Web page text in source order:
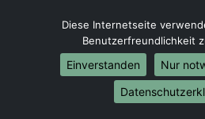
Umzug von Karlsruhe nach
Umzug von Karlsruhe nach
Umzug von Karlsruhe nach
Umzug von Karlsruhe nach
Umzug von Karlsruhe nach
Diese Internetseite
Benutzerfreundlichkeit
Einverstanden
Nur